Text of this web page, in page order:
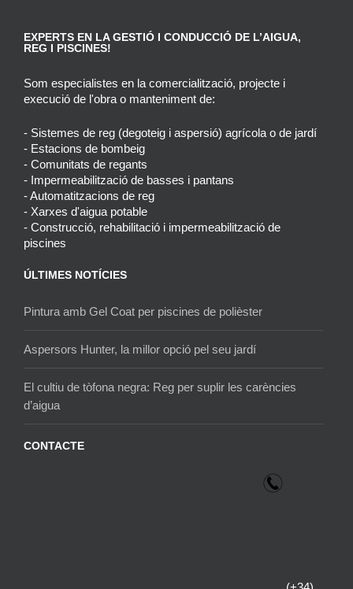
EXPERTS EN LA GESTIÓ I CONDUCCIÓ DE L’AIGUA,
REG I PISCINES!
Som especialistes en la comercialització, projecte i
execució de l'obra o manteniment de:
- Sistemes de reg (degoteig i aspersió) agrícola o de jardí
- Estacions de bombeig
- Comunitats de regants
- Impermeabilització de basses i pantans
- Automatitzacions de reg
- Xarxes d'aigua potable
- Construcció, rehabilitació i impermeabilització de
piscines
ÚLTIMES NOTÍCIES
Pintura amb Gel Coat per piscines de polièster
Aspersors Hunter, la millor opció pel seu jardí
El cultiu de tòfona negra: Reg per suplir les carències
d’aigua
CONTACTE